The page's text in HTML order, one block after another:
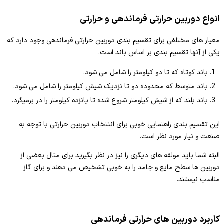
انواع دوربین حرارتی فرماندهی و حرارتی
معیار های مختلفی برای تقسیم بندی دوربین حرارتی فرماندهی وجود دارد که
یکی از آنها تقسیم بندی بر اساس باند است.
باند کوتاه که تا دو کیلومتر را شامل می شود.
باند متوسط که محدوده دو تا نزدیک شیش کیلومتر را شامل می شود.
باند بلند که از شیش کیلومتر شروع شده تا پانزده کیلومتر را در برمیگرد.
این تقسیم بندی راهتمایی خوبی برای اننتخاب دوربین حرارتی با توجه به
صنعت و نیاز مورد نظر است.
البته شما باید مولفه های دیگری را نیز در نظر بگیرید برای مثال بعضی از
دوربین ها سطح مایع و جامد را به خوبی تشخیص می دهند و برای گاز
مناسب نیستند.
کاربرد دوربین های حرارتی فرماندهی